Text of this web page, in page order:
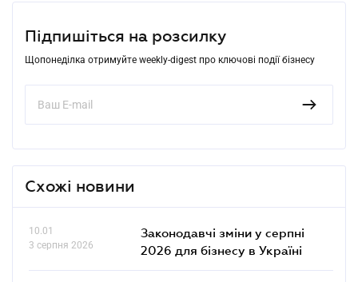
Підпишіться на розсилку
Щопонеділка отримуйте weekly-digest про ключові події бізнесу
Схожі новини
10.01
3 серпня 2026
Законодавчі зміни у серпні
2026 для бізнесу в Україні